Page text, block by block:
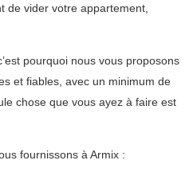
de vider votre appartement,
pourquoi nous vous proposons
et fiables, avec un minimum de
chose que vous ayez à faire est
fournissons à Armix :